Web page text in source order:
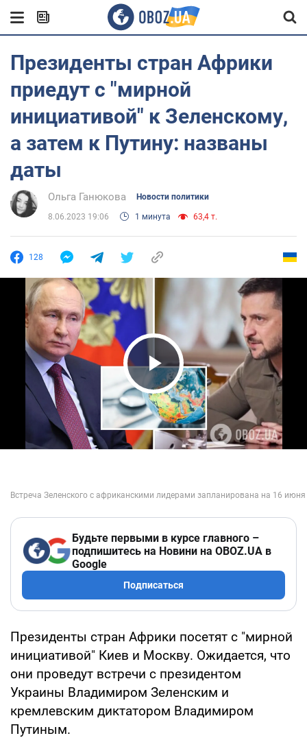
Президенты стран Африки
приедут с "мирной
инициативой" к Зеленскому,
а затем к Путину: названы
даты
Ольга Ганюкова Новости политики
8.06.2023 19:06 1 минута 63,4 т.
128
Play Video
Будьте первыми в курсе главного –
подпишитесь на Новини на OBOZ.UA в
Google
Подписаться
Президенты стран Африки посетят с "мирной
инициативой" Киев и Москву. Ожидается, что
они проведут встречи с президентом
Украины Владимиром Зеленским и
кремлевским диктатором Владимиром
Путиным.